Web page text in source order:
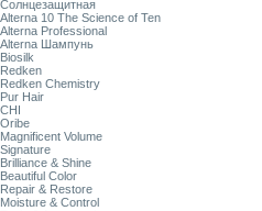
Солнцезащитная
Alterna 10 The Science of Ten
Alterna Professional
Alterna Шампунь
Biosilk
Redken
Redken Chemistry
Pur Hair
CHI
Oribe
Magnificent Volume
Signature
Brilliance & Shine
Beautiful Color
Repair & Restore
Moisture & Control